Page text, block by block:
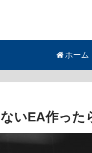
ホーム
ないEA作っ